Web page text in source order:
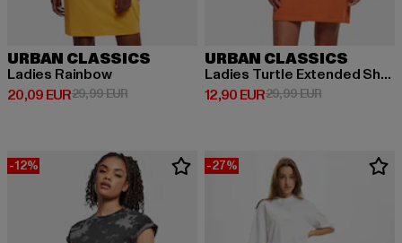
URBAN CLASSICS
Ladies Rainbow
20,09 EUR
Derzeitiger Preis: 20,09 EUR
29,99 EURAktionspreis: 29,99 EUR
URBAN CLASSICS
Ladies Turtle Extended Shoulder
12,90 EUR
Derzeitiger Preis: 12,90 EUR
29,99 EURAktionspreis:
-12% -27%